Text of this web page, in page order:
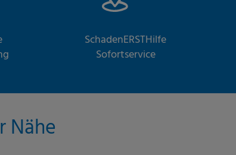
SchadenERSTHilfe
Sofortservice
Nähe